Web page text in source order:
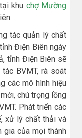
khu chợ Mường
tác quản lý chất
Điện Biên ngày
tỉnh Điện Biên sẽ
BVMT, rà soát
các mô hình hiệu
chú trọng lồng
Phát triển các
xử lý chất thải và
gia của mọi thành